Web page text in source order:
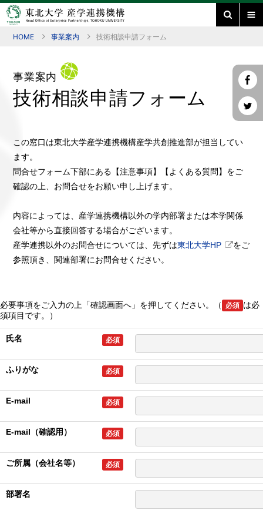
HOME 事業案内 技術相談申請フォーム
事業案内
技術相談申請フォーム
この窓口は東北大学産学連携機構産学共創推進部が担当してい
ます。
問合せフォーム下部にある【注意事項】【よくある質問】をご
確認の上、お問合せをお願い申し上げます。
内容によっては、産学連携機構以外の学内部署または本学関係
会社等から直接回答する場合がございます。
産学連携以外のお問合せについては、先ずは東北大学HP
をご
参照頂き、関連部署にお問合せください。
必要事項をご入力の上「確認画面へ」を押してください。（ 必須 は必
須項目です。）
氏名 必須
ふりがな 必須
E-mail 必須
E-mail（確認用） 必須
ご所属（会社名等） 必須
部署名